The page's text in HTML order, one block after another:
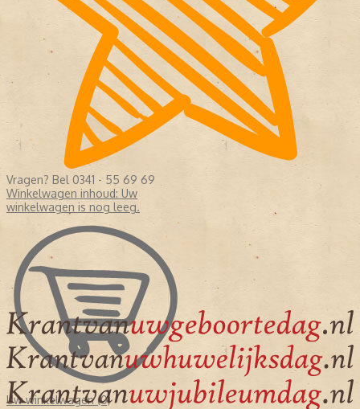
Vragen? Bel 0341 - 55 69 69
Winkelwagen inhoud: Uw
winkelwagen is nog leeg.
Uw winkelwagen (0)